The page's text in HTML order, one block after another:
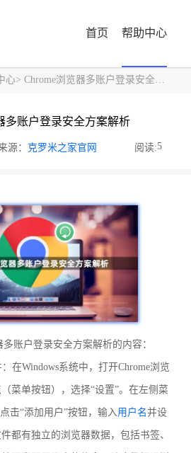
首页 帮助中心
心> Chrome浏览器多账户登录安全方案解析
多账户登录安全方案解析
源： 克罗米之家官网 阅读:5
账户登录安全方案解析的内容：
在Windows系统中，打开Chrome浏览
菜单按钮），选择“设置”。在左侧菜
击“添加用户”按钮，输入用户名并设
都有独立的浏览器数据，包括书签、